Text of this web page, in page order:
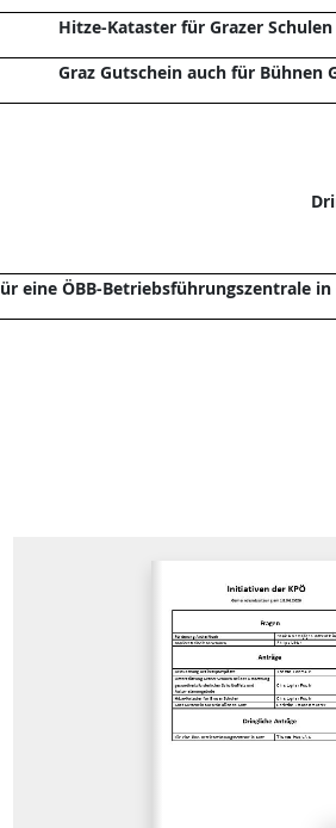
Hitze-Kataster für Grazer Schulen
Graz Gutschein auch für Bühnen
eine ÖBB-Betriebsführungszentrale in